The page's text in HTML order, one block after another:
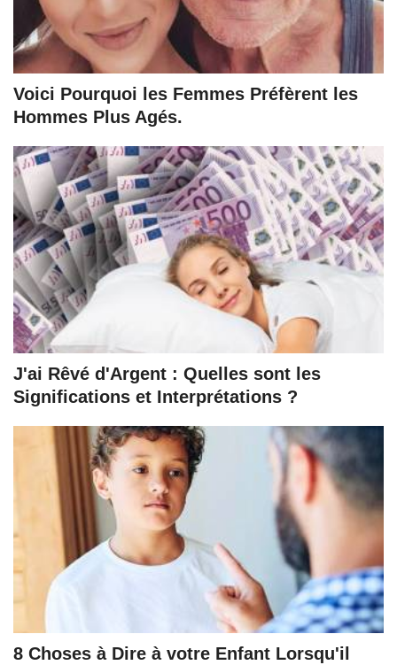
Voici Pourquoi les Femmes Préfèrent les
Hommes Plus Agés.
J'ai Rêvé d'Argent : Quelles sont les
Significations et Interprétations ?
8 Choses à Dire à votre Enfant Lorsqu'il